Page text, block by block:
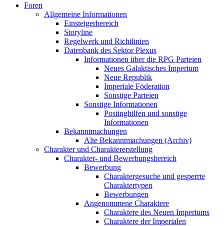
Foren
Allgemeine Informationen
Einsteigerbereich
Storyline
Regelwerk und Richtlinien
Datenbank des Sektor Plexus
Informationen über die RPG Parteien
Neues Galaktisches Imperium
Neue Republik
Imperiale Föderation
Sonstige Parteien
Sonstige Informationen
Postinghilfen und sonstige
Informationen
Bekanntmachungen
Alte Bekanntmachungen (Archiv)
Charakter und Charaktererstellung
Charakter- und Bewerbungsbereich
Bewerbung
Charaktergesuche und gesperrte
Charaktertypen
Bewerbungen
Angenommene Charaktere
Charaktere des Neuen Imperiums
Charaktere der Imperialen